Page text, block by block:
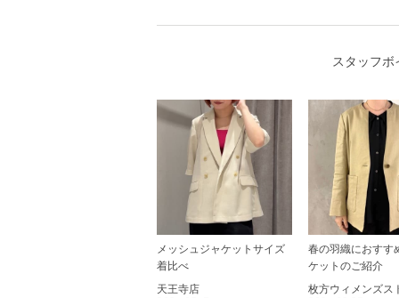
スタッフボ
メッシュジャケットサイズ
着比べ
天王寺店
春の羽織におすす
ケットのご紹介
枚方ウィメンズス